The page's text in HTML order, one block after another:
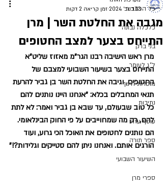
כל הכתבות
כלכלה נבונה
בני ברק
ל"ג לעומר
מוסדות חינוך
נתיבות
עוטף עזה
ספר תורה
השיעור השבועי
ספרי מרן
מגבה את החלטת השר | מרן
התייחס בצער למצב החטופים
13 בנוב׳ 2024
זמן קריאה 2 דקות
מרן ראש הישיבה רבנו הגר"מ מאזוז שליט"א
התייחס בצער בשיעור השבועי למצבם של
החטופים, וגיבה את החלטת השר בן גביר להרעת
תנאי המחבלים בכלא: "אנחנו היינו נותנים להם
כל טוב שבעולם, עד שבא בן גביר ואמר: לא לתת
להם, רק מה שמחוייבים על פי החוק הבינלאומי.
הם נותנים לחטופים את האוכל הכי גרוע, ועוד
הורגים אותם. ואנחנו ניתן להם סטייקים וגלידות?!"